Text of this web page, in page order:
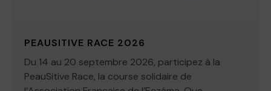
PEAUSITIVE RACE 2026
Du 14 au 20 septembre 2026, participez à la
PeauSitive Race, la course solidaire de